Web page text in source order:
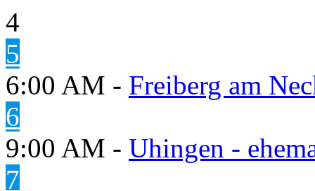
4
5
6:00 AM - Freiberg am
6
9:00 AM - Uhingen -
7